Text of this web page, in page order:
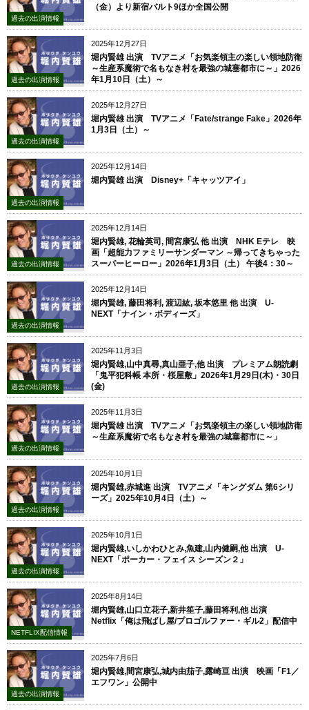
過去の出演情報
（金）より新宿バルト9ほか全国公開
2025年12月27日
過去の出演情報
堀内賢雄 出演 TVアニメ「お気楽領主の楽しい領地防衛
～生産系魔術で名もなき村を最強の城塞都市に～」2026
年1月10日（土）～
2025年12月27日
過去の出演情報
堀内賢雄 出演 TVアニメ「Fate/strange Fake」2026年
1月3日（土）～
2025年12月14日
過去の出演情報
堀内賢雄 出演 Disney+「キャッツアイ」
2025年12月14日
過去の出演情報
堀内賢雄, 花輪英司, 間宮康弘 他 出演 NHK Eテレ 映
画「超能力ファミリーサンダーマン ～帰ってきちゃった
スーパーヒーロー」2026年1月3日（土） 午後4：30～
2025年12月14日
過去の出演情報
堀内賢雄, 藤田将利, 渡辺紘, 坂本悠里 他 出演 U-
NEXT「ナイン・ボディーズ」
2025年11月3日
過去の出演情報
堀内賢雄,山中真尋,真山亜子,他 出演 プレミアム朗読劇
「鬼平犯科帳 本所・桜屋敷」2026年1月29日(木)・30日
(金)
2025年11月3日
過去の出演情報
堀内賢雄 出演 TVアニメ「お気楽領主の楽しい領地防衛
～生産系魔術で名もなき村を最強の城塞都市に～」
2025年10月1日
過去の出演情報
堀内賢雄,赤城進 出演 TVアニメ「キングダム 第6シリ
ーズ」2025年10月4日（土）～
2025年10月1日
過去の出演情報
堀内賢雄,いしかわひとみ,魚建,山内健嗣,他 出演 U-
NEXT「ポーカー・フェイス シーズン２」
2025年8月14日
NETFLIX配信情報
堀内賢雄,山口立花子,新井笙子,藤田将利,他 出演
Netflix「俺は飛ばし屋/プロゴルファー・ギル2」配信中
2025年7月6日
過去の出演情報
堀内賢雄,間宮康弘,城内由茄子,露崎亘 出演 映画「F1／
エフワン」公開中